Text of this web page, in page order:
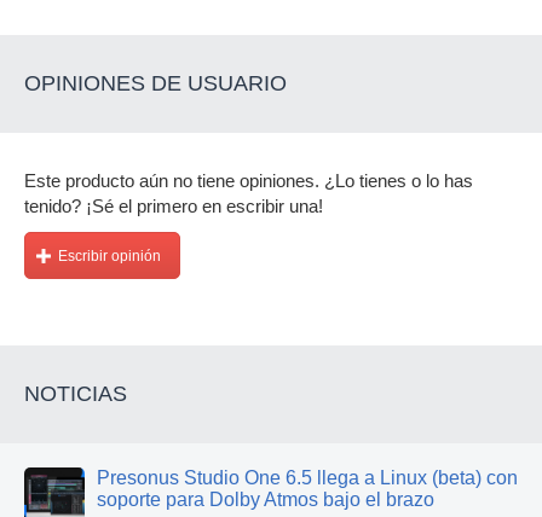
OPINIONES DE USUARIO
Este producto aún no tiene opiniones. ¿Lo tienes o lo has
tenido? ¡Sé el primero en escribir una!
Escribir opinión
NOTICIAS
Presonus Studio One 6.5 llega a Linux (beta) con
soporte para Dolby Atmos bajo el brazo